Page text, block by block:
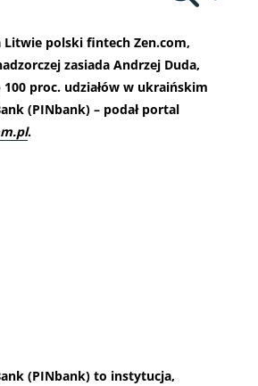
Litwie polski fintech Zen.com,
zasiada Andrzej Duda,
proc. udziałów w ukraińskim
(PINbank) – podał portal
.
(PINbank) to instytucja,